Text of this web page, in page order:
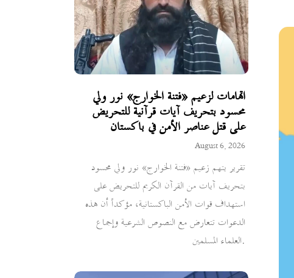
اتهامات لزعيم «فتنة الخوارج» نور ولي
محسود بتحريف آيات قرآنية للتحريض
على قتل عناصر الأمن في باكستان
August 6, 2026
تقرير يتهم زعيم «فتنة الخوارج» نور ولي محسود
بتحريف آيات من القرآن الكريم للتحريض على
استهداف قوات الأمن الباكستانية، مؤكداً أن هذه
الدعوات تتعارض مع النصوص الشرعية وإجماع
العلماء المسلمين.